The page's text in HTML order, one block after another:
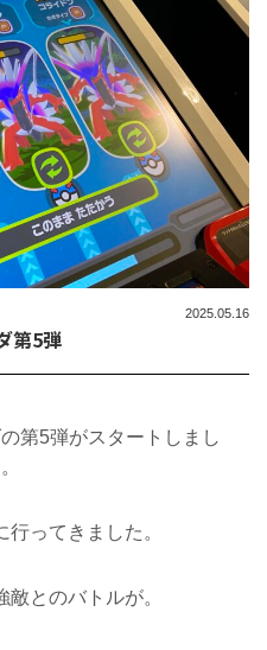
第5弾
2025.05.16
第5弾がスタートしまし
ってきました。
とのバトルが。